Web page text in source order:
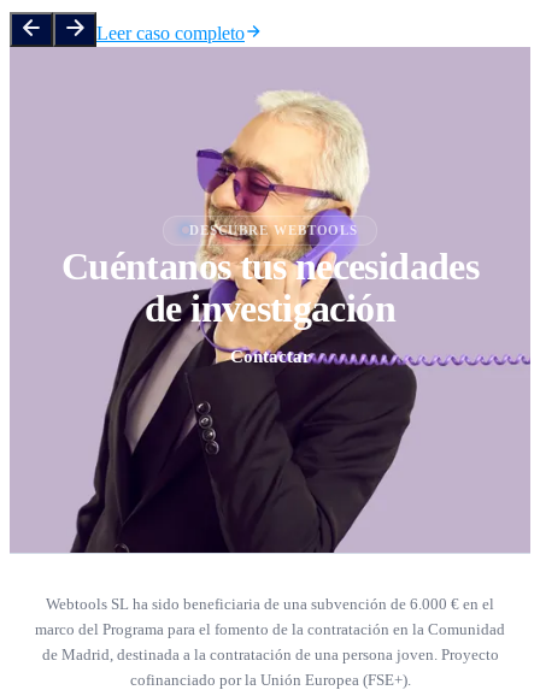
Leer caso completo
DESCUBRE WEBTOOLS
Cuéntanos tus necesidades
de investigación
Contactar
Webtools SL ha sido beneficiaria de una subvención de 6.000 € en el
marco del Programa para el fomento de la contratación en la Comunidad
de Madrid, destinada a la contratación de una persona joven. Proyecto
cofinanciado por la Unión Europea (FSE+).